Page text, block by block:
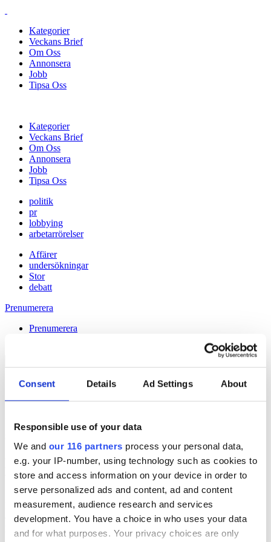
Consent Details Ad Settings About
Responsible use of your data
We and our 116 partners process your personal data,
e.g. your IP-number, using technology such as cookies to
store and access information on your device in order to
serve personalized ads and content, ad and content
measurement, audience research and services
development. You have a choice in who uses your data
and for what purposes. Your privacy choices are only
Kategorier
Veckans Brief
Om Oss
Annonsera
Jobb
Tipsa Oss
Kategorier
Veckans Brief
Om Oss
Annonsera
Jobb
Tipsa Oss
politik
pr
lobbying
arbetarrörelser
Affärer
undersökningar
Stor
debatt
Prenumerera
Prenumerera
smutsjobbet & byråanalys”
Håll dig uppdaterad med
Veckans Brief!
Få exklusiv tillgång till Veckans Brief, den essentiella läsningen för
alla som driver opinionsbildning och samhällsförändring, genom en
prenumeration på Dagens Opinion.